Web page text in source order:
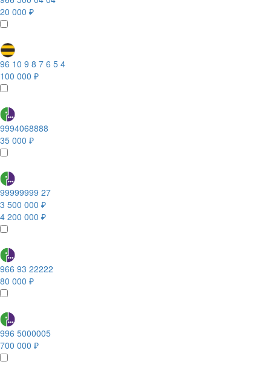
20 000 ₽
96 10 9 8 7 6 5 4
100 000 ₽
9994068888
35 000 ₽
99999999 27
3 500 000 ₽
4 200 000 ₽
966 93 22222
80 000 ₽
996 5000005
700 000 ₽